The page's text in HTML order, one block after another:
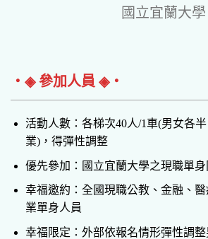
國立宜蘭大學
‧◈ 參加人員 ◈‧
活動人數：各梯次40人/1車(男女各
業)，得彈性調整
優先參加：國立宜蘭大學之現職單身
幸福邀約：全國現職公教、金融、
業單身人員
幸福限定：外部依報名情形彈性調